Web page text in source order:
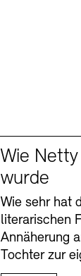
Wie
wurde
Wie sehr hat
literarischen
Annäherung
Tochter zur